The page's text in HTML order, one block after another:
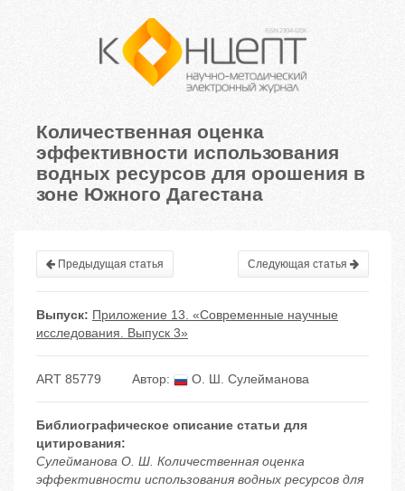
Количественная оценка
эффективности использования
водных ресурсов для орошения в
зоне Южного Дагестана
Предыдущая статья Следующая статья
Выпуск: Приложение 13. «Современные научные
исследования. Выпуск 3»
ART 85779 Автор: О. Ш. Сулейманова
Библиографическое описание статьи для
цитирования:
Сулейманова О. Ш. Количественная оценка
эффективности использования водных ресурсов для